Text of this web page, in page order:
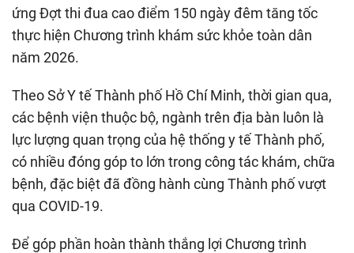
ứng Đợt thi đua cao điểm 150 ngày đêm tăng tốc
thực hiện Chương trình khám sức khỏe toàn dân
năm 2026.
Theo Sở Y tế Thành phố Hồ Chí Minh, thời gian qua,
các bệnh viện thuộc bộ, ngành trên địa bàn luôn là
lực lượng quan trọng của hệ thống y tế Thành phố,
có nhiều đóng góp to lớn trong công tác khám, chữa
bệnh, đặc biệt đã đồng hành cùng Thành phố vượt
qua COVID-19.
Để góp phần hoàn thành thắng lợi Chương trình